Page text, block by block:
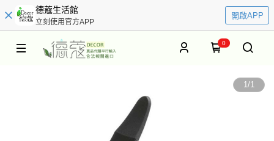
德蔻生活館
立刻使用官方APP
開啟APP
0
1/1